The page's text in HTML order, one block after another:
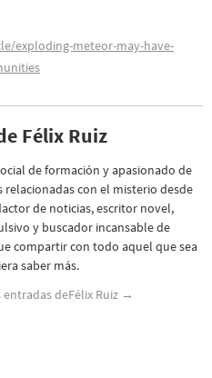
exploding-meteor-may-have-
Félix Ruiz
de formación y apasionado de
relacionadas con el misterio desde
de noticias, escritor novel,
y buscador incansable de
compartir con todo aquel que sea
saber más.
deFélix Ruiz →